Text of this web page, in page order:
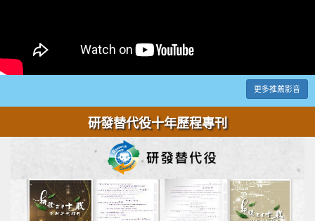
更多推薦影音
研發替代役十年歷程專刊